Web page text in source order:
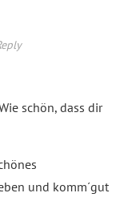
schön, dass dir
und komm´gut